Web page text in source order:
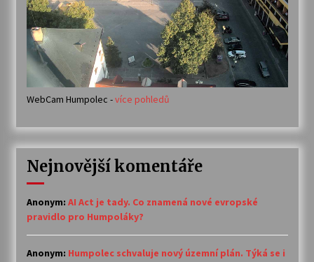
WebCam Humpolec -více pohledů
Nejnovější komentáře
Anonym: AI Act je tady. Co znamená nové evropské
pravidlo pro Humpoláky?
Anonym: Humpolec schvaluje nový územní plán. Týká se i